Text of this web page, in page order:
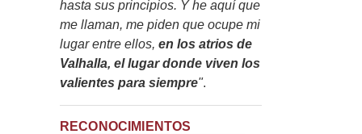
hasta sus principios. Y he aquí que
me llaman, me piden que ocupe mi
lugar entre ellos, en los atrios de
Valhalla, el lugar donde viven los
valientes para siempre".
RECONOCIMIENTOS